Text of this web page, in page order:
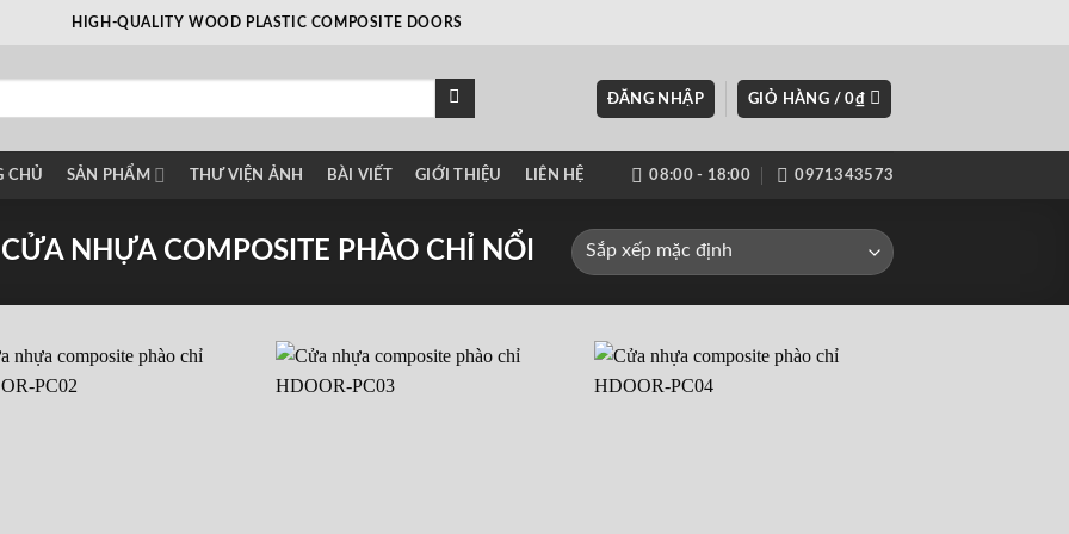
HIGH-QUALITY WOOD PLASTIC COMPOSITE DOORS
ĐĂNG NHẬP GIỎ HÀNG /0₫
CHỦ SẢN PHẨM THƯ VIỆN ẢNH BÀI VIẾT GIỚI THIỆU LIÊN HỆ 08:00 - 18:00 0971343573
CỬA NHỰA COMPOSITE PHÀO CHỈ NỔI